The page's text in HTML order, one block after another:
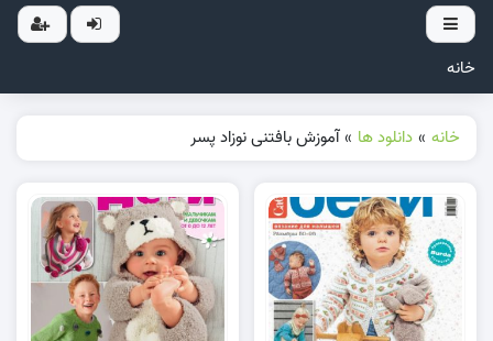
خانه
خانه » دانلود ها » آموزش بافتنی نوزاد پسر